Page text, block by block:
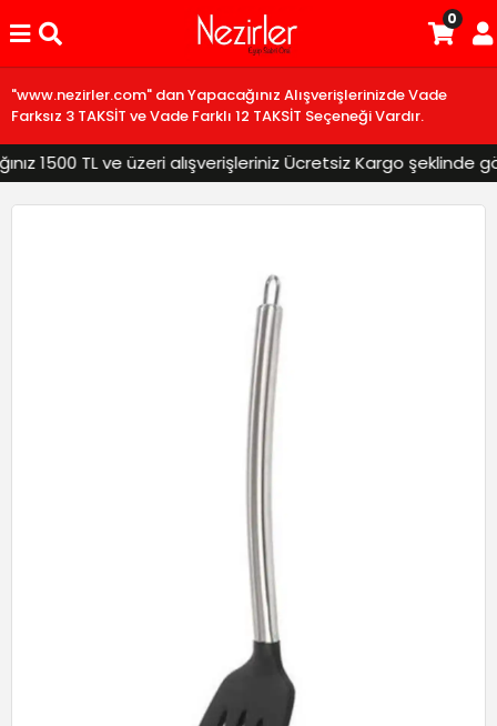
"www.nezirler.com" dan Yapacağınız Alışverişlerinizde Vade
Farksız 3 TAKSİT ve Vade Farklı 12 TAKSİT Seçeneği Vardır.
1500 TL ve üzeri alışverişleriniz Ücretsiz Kargo şeklinde
0